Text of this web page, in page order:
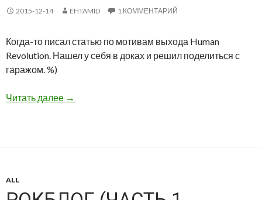
2015-12-14 EHTAMID 1 КОММЕНТАРИЙ
Когда-то писал статью по мотивам выхода Human
Revolution. Нашел у себя в доках и решил поделиться с
гаражом. %)
Читать далее →
ALL